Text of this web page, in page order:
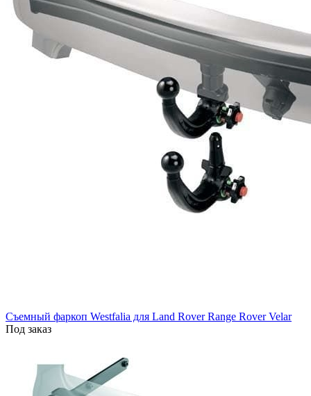
Съемный фаркоп Westfalia для Land Rover Range Rover Velar
Под заказ